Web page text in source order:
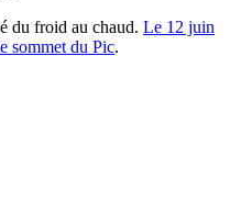
du froid au chaud. Le 12 juin
sommet du Pic.